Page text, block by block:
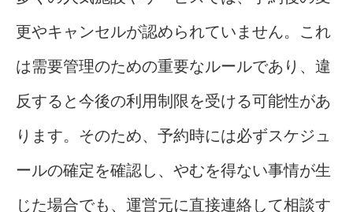
更やキャンセルが認められていません。これ
は需要管理のための重要なルールであり、違
反すると今後の利用制限を受ける可能性があ
ります。そのため、予約時には必ずスケジュ
ールの確定を確認し、やむを得ない事情が生
じた場合でも、運営元に直接連絡して相談す